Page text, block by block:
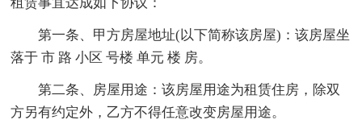
第一条、甲方房屋地址(以下简称该房屋)：该房屋坐
落于 市 路 小区 号楼 单元 楼 房。
第二条、房屋用途：该房屋用途为租赁住房，除双
方另有约定外，乙方不得任意改变房屋用途。